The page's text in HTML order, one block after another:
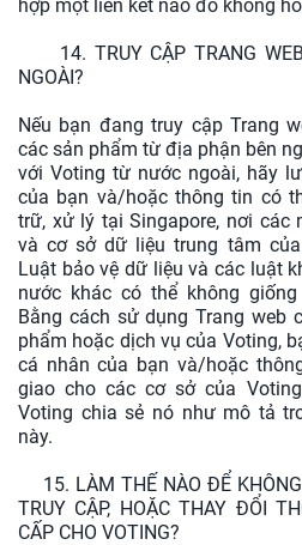
hợp một liên kết nào đó không
14. TRUY CẬP TRANG WEB
NGOÀI?
Nếu bạn đang truy cập Trang
các sản phẩm từ địa phận bên
với Voting từ nước ngoài, hãy
của bạn và/hoặc thông tin có
trữ, xử lý tại Singapore, nơi các
và cơ sở dữ liệu trung tâm
Luật bảo vệ dữ liệu và các luật
nước khác có thể không
Bằng cách sử dụng Trang web
phẩm hoặc dịch vụ của Voting,
cá nhân của bạn và/hoặc
giao cho các cơ sở của
Voting chia sẻ nó như mô tả
này.
15. LÀM THẾ NÀO ĐỂ KHÔNG
TRUY CẬP, HOẶC THAY ĐỔI
CẤP CHO VOTING?